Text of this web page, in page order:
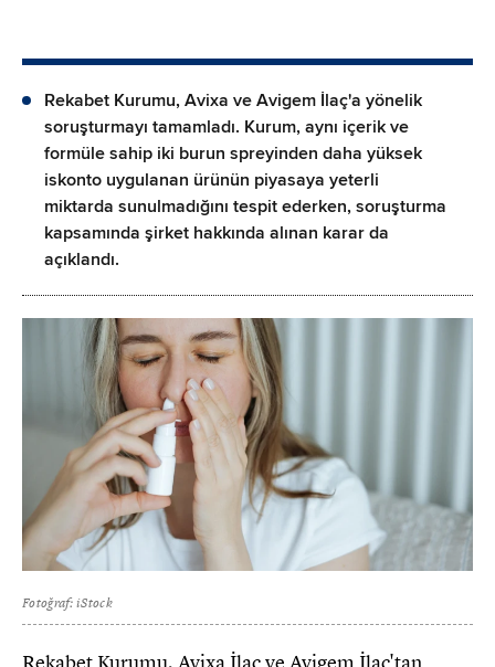
Rekabet Kurumu, Avixa ve Avigem İlaç'a yönelik
soruşturmayı tamamladı. Kurum, aynı içerik ve
formüle sahip iki burun spreyinden daha yüksek
iskonto uygulanan ürünün piyasaya yeterli
miktarda sunulmadığını tespit ederken, soruşturma
kapsamında şirket hakkında alınan karar da
açıklandı.
Fotoğraf: iStock